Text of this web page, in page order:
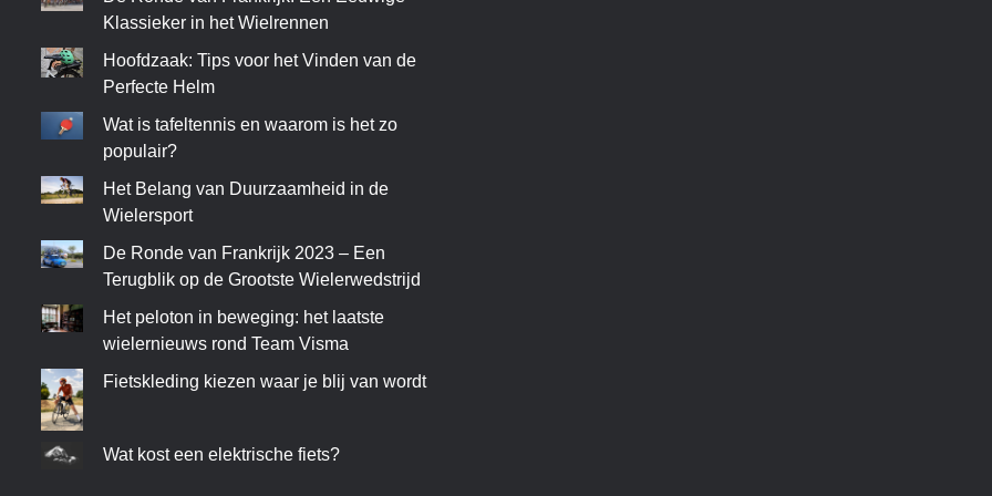
Klassieker in het Wielrennen
Hoofdzaak: Tips voor het Vinden van de
Perfecte Helm
Wat is tafeltennis en waarom is het zo
populair?
Het Belang van Duurzaamheid in de
Wielersport
De Ronde van Frankrijk 2023 – Een
Terugblik op de Grootste Wielerwedstrijd
Het peloton in beweging: het laatste
wielernieuws rond Team Visma
Fietskleding kiezen waar je blij van wordt
Wat kost een elektrische fiets?